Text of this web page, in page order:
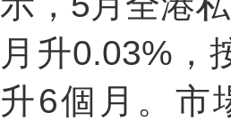
月升0.03%，
升6個月。市